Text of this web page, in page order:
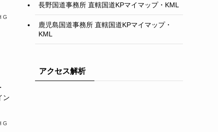
G
ン
G
長野国道事務所 直轄国道KPマイマップ・KML
鹿児島国道事務所 直轄国道KPマイマップ・
KML
アクセス解析